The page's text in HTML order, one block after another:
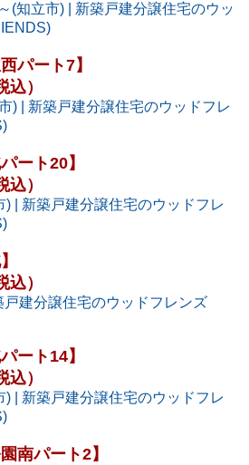
(知立市) | 新築戸建分譲住宅のウッ
パート7】
）
) | 新築戸建分譲住宅のウッドフレ
ート20】
）
| 新築戸建分譲住宅のウッドフレ
）
建分譲住宅のウッドフレンズ
ート14】
）
| 新築戸建分譲住宅のウッドフレ
南パート2】